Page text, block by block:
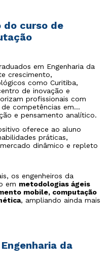
do curso de
em Engenharia da
crescimento,
como Curitiba,
de inovação e
profissionais com
competências em
e pensamento analítico.
oferece ao aluno
práticas,
dinâmico e repleto
os engenheiros da
em metodologias ágeis
mobile, computação
, ampliando ainda mais
da